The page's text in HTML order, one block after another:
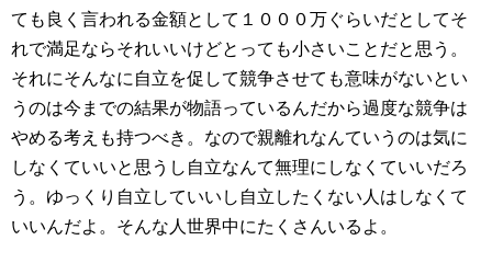
ても良く言われる金額として１０００万ぐらいだとしてそ
れで満足ならそれいいけどとっても小さいことだと思う。
それにそんなに自立を促して競争させても意味がないとい
うのは今までの結果が物語っているんだから過度な競争は
やめる考えも持つべき。なので親離れなんていうのは気に
しなくていいと思うし自立なんて無理にしなくていいだろ
う。ゆっくり自立していいし自立したくない人はしなくて
いいんだよ。そんな人世界中にたくさんいるよ。